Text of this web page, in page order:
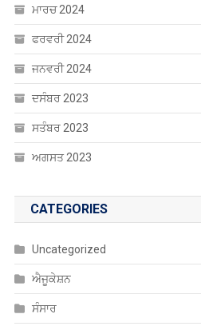
ਮਾਰਚ 2024
ਫਰਵਰੀ 2024
ਜਨਵਰੀ 2024
ਦਸੰਬਰ 2023
ਸਤੰਬਰ 2023
ਅਗਸਤ 2023
CATEGORIES
Uncategorized
ਐਜੂਕੇਸ਼ਨ
ਸੰਸਾਰ